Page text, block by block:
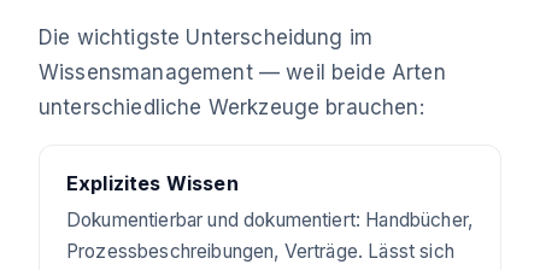
Die wichtigste Unterscheidung im
Wissensmanagement — weil beide Arten
unterschiedliche Werkzeuge brauchen:
Explizites Wissen
Dokumentierbar und dokumentiert: Handbücher,
Prozessbeschreibungen, Verträge. Lässt sich